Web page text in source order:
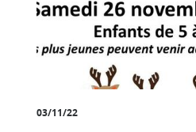
03/11/22